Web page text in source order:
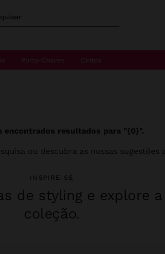
Porta-Chaves Cintos
encontrados resultados para "{0}".
ou descubra as nossas sugestões
INSPIRE-SE
de styling e explore
coleção.